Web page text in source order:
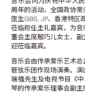
周年的活动，全国政协
医生GBS, JP、香港特区
莅临担任主礼嘉宾，为
董会主席殷巧儿女士、
迎莅临嘉宾。
音乐会由传承爱乐艺术
管弦乐团作现场演奏。
瑞强先生及电视节目《
琴的传承爱乐理事会副